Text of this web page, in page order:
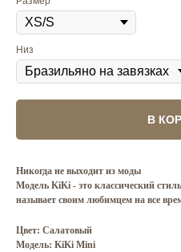
Низ
В
Никогда не выходит из моды
Модель KiKi - это классический
называет своим любимцем на все
Цвет: Салатовый
Модель: KiKi Mini